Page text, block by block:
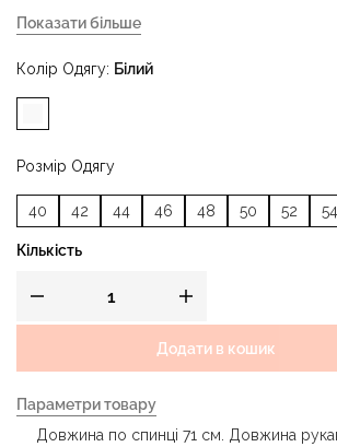
костюм — бездоганний вибір для тих, хто
стильно й відчувати себе впевнено щодня.
Показати більше
Колір Одягу Білий
Розмір Одягу
40 42 44 46 48 50 52 54
Кількість
Додати в кошик
Параметри товару
Довжина по спинці 71 см. Довжина